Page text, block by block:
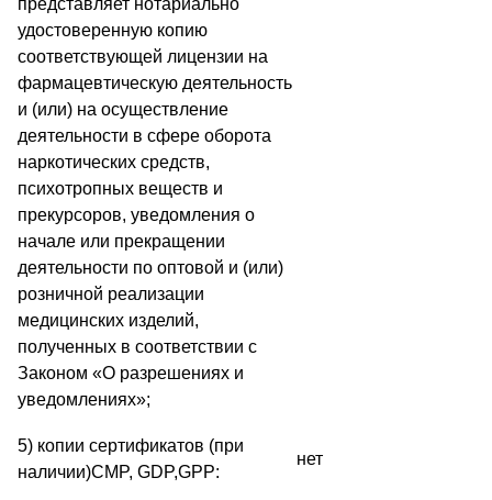
представляет нотариально
удостоверенную копию
соответствующей лицензии на
фармацевтическую деятельность
и (или) на осуществление
деятельности в сфере оборота
наркотических средств,
психотропных веществ и
прекурсоров, уведомления о
начале или прекращении
деятельности по оптовой и (или)
розничной реализации
медицинских изделий,
полученных в соответствии с
Законом «О разрешениях и
уведомлениях»;
5) копии сертификатов (при
наличии)CMP, GDP,GPP:
нет